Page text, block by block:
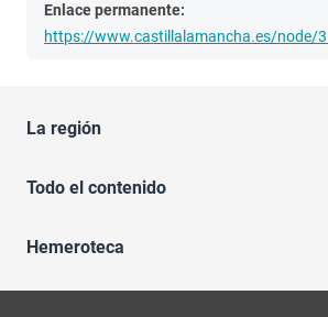
Enlace permanente:
https://www.castillalamancha.es/node/
La región
Todo el contenido
Hemeroteca